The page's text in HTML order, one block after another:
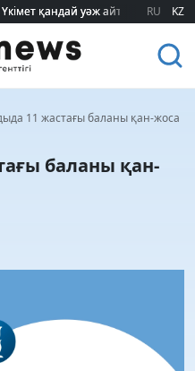
қандай уәж айтады?
қандай уәж айтады? RU KZ
11 жастағы баланы қан-жоса
баланы қан-